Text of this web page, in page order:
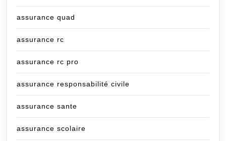
assurance quad
assurance rc
assurance rc pro
assurance responsabilité civile
assurance sante
assurance scolaire